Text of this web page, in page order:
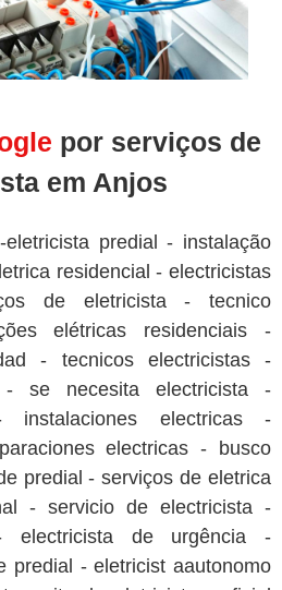
por serviços de
em Anjos
predial - instalação
residencial - electricistas
de eletricista - tecnico
elétricas residenciais -
- tecnicos electricistas -
- se necesita electricista -
instalaciones electricas -
electricas - busco
predial - serviços de eletrica
- servicio de electricista -
electricista de urgência -
predial - eletricist aautonomo